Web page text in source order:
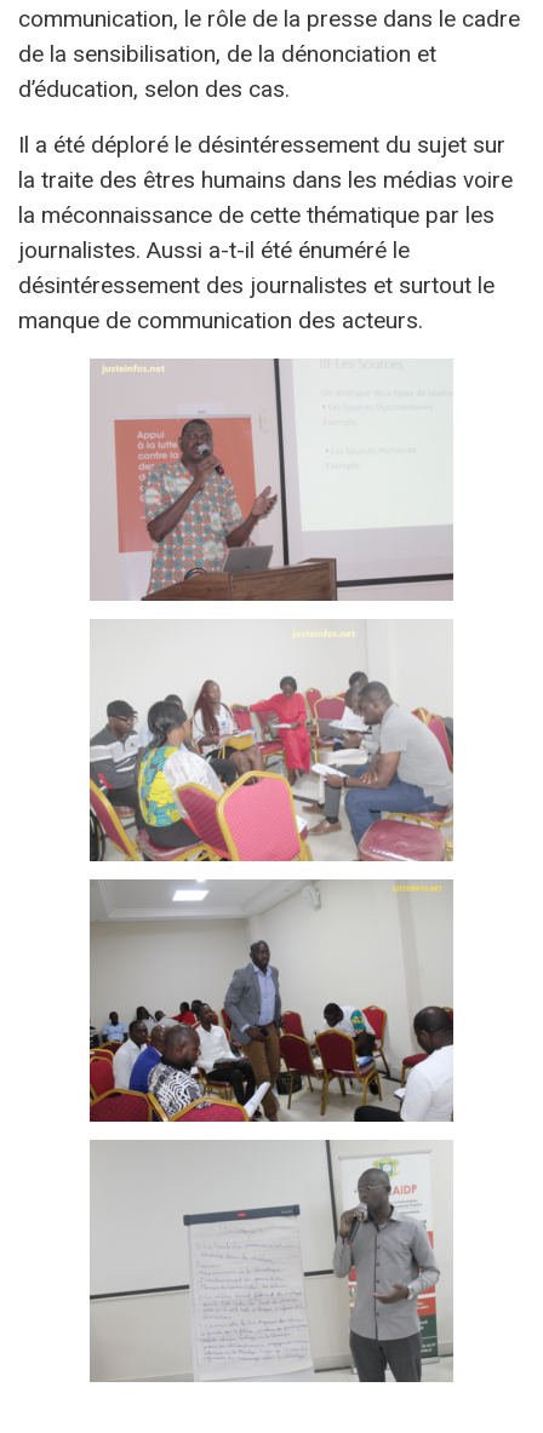
communication, le rôle de la presse dans le cadre
de la sensibilisation, de la dénonciation et
d’éducation, selon des cas.
Il a été déploré le désintéressement du sujet sur
la traite des êtres humains dans les médias voire
la méconnaissance de cette thématique par les
journalistes. Aussi a-t-il été énuméré le
désintéressement des journalistes et surtout le
manque de communication des acteurs.